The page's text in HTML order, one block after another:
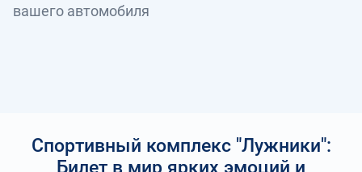
вашего автомобиля
Спортивный комплекс "Лужники":
Билет в мир ярких эмоций и